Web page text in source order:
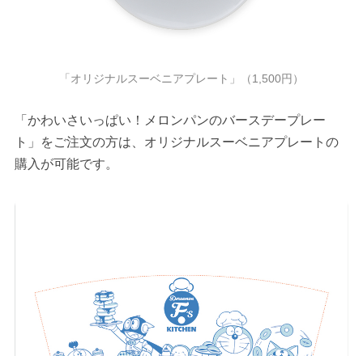
「オリジナルスーベニアプレート」（1,500円）
「かわいさいっぱい！メロンパンのバースデープレー
ト」をご注文の方は、オリジナルスーベニアプレートの
購入が可能です。